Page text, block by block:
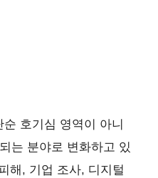
호기심 영역이 아니
는 분야로 변화하고 있
해, 기업 조사, 디지털